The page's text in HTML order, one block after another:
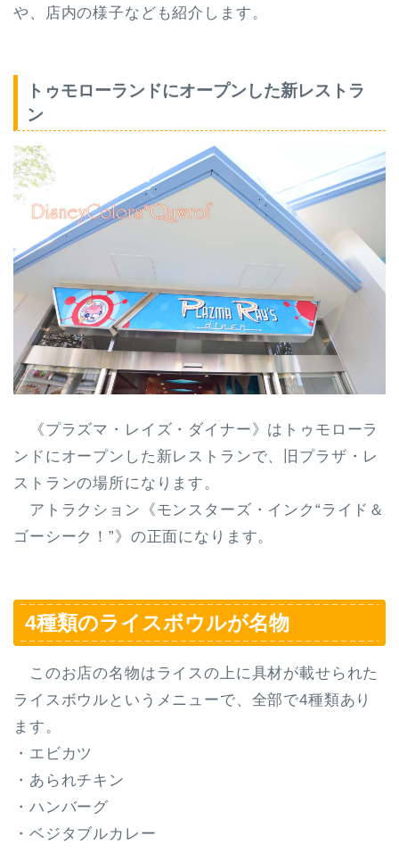
や、店内の様子なども紹介します。
トゥモローランドにオープンした新レストラ
ン
《プラズマ・レイズ・ダイナー》は トゥモローラ
ンドにオープン した新レストランで、
旧プラザ・レ
ストランの場所になります。
アトラクション《モンスターズ・インク“ライド＆
ゴーシーク！”》の正面になります。
4種類のライスボウルが名物
このお店の名物はライスの上に具材が載せられた
ライスボウルというメニューで、全部で4種類あり
ます。
・エビカツ
・あられチキン
・ハンバーグ
・ベジタブルカレー